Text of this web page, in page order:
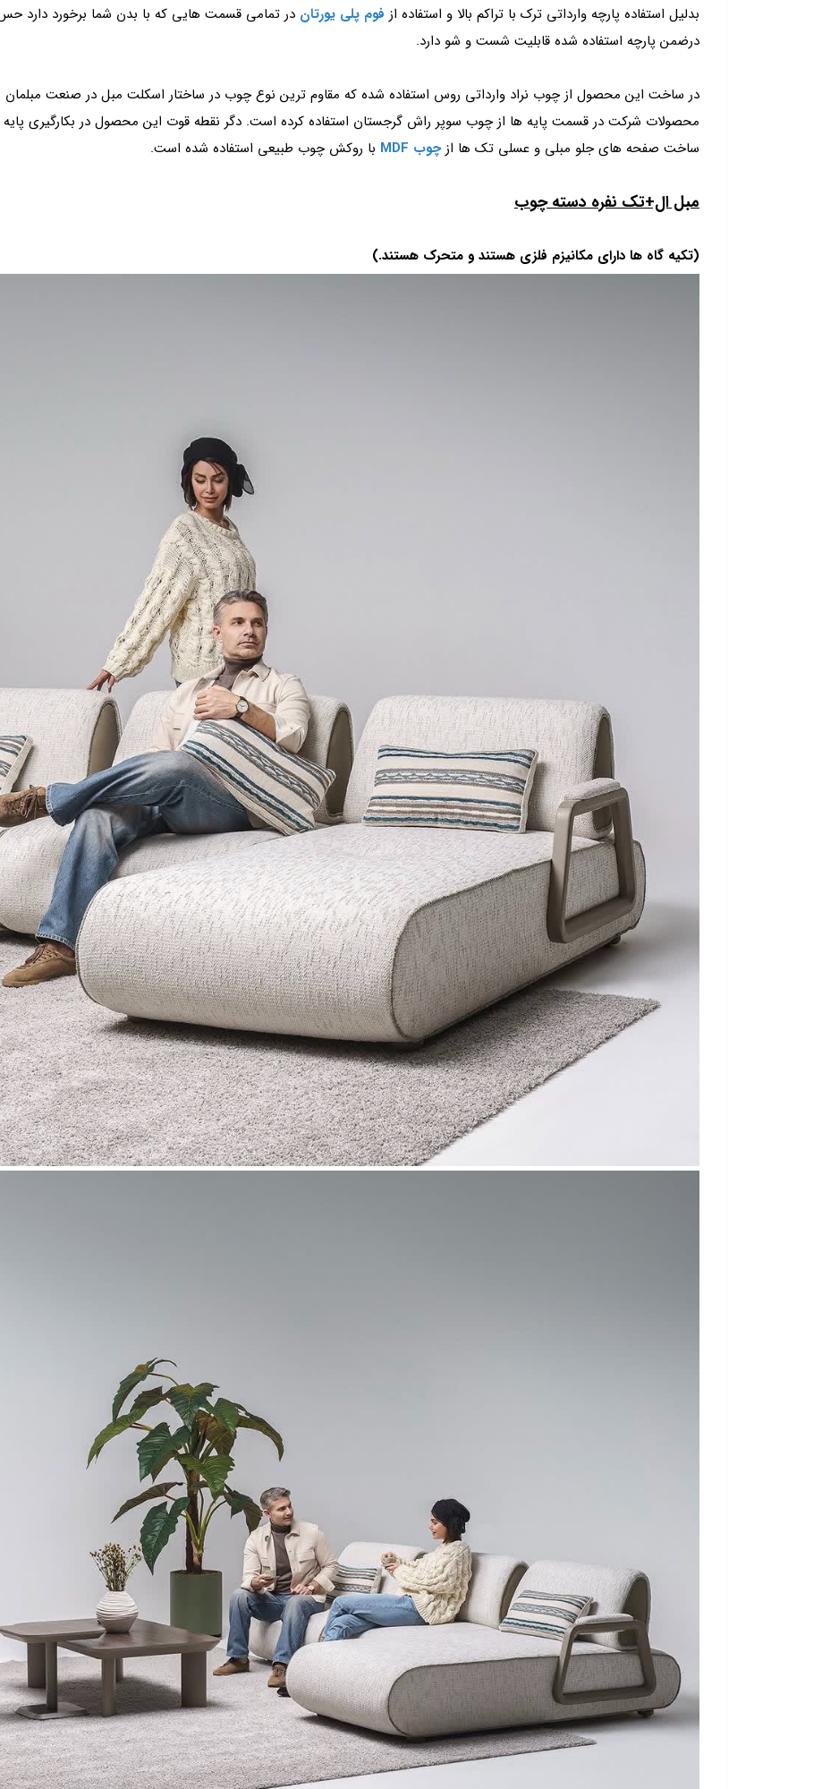
بدلیل استفاده پارچه وارداتی ترک با تراکم بالا و استفاده از فوم پلی یورتان در تمامی قسمت هایی که با بدن شما برخورد دارد
درضمن پارچه استفاده شده قابلیت شست و شو دارد.
در ساخت این محصول از چوب نراد وارداتی روس استفاده شده که مقاوم ترین نوع چوب در ساختار اسکلت مبل در صنعت
محصولات شرکت در قسمت پایه ها از چوب سوپر راش گرجستان استفاده کرده است. دگر نقطه قوت این محصول در بکارگیری پایه
ساخت صفحه های جلو مبلی و عسلی تک ها ازچوب MDF با روکش چوب طبیعی استفاده شده است.
مبل ال+تک نفره دسته چوب
(تکیه گاه ها دارای مکانیزم فلزی هستند و متحرک هستند.)